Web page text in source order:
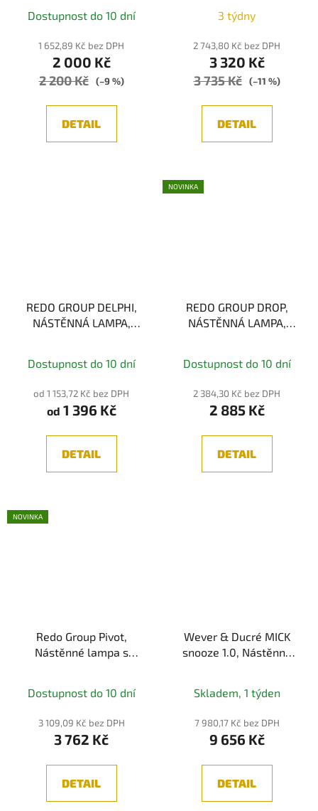
Dostupnost do 10 dní
1 652,89 Kč bez DPH
2 000 Kč
2 200 Kč (–9 %)
DETAIL
3 týdny
2 743,80 Kč bez DPH
3 320 Kč
3 735 Kč (–11 %)
DETAIL
REDO GROUP DELPHI,
NÁSTĚNNÁ LAMPA,
hodnocení
produktu
je
z
Dostupnost do 10 dní
od 1 153,72 Kč bez DPH
od 1 396 Kč
DETAIL
NOVINKA
REDO GROUP DROP,
NÁSTĚNNÁ LAMPA,
Dostupnost do 10 dní
2 384,30 Kč bez DPH
2 885 Kč
DETAIL
NOVINKA
Redo Group Pivot,
Nástěnné lampa s
Dostupnost do 10 dní
3 109,09 Kč bez DPH
3 762 Kč
DETAIL
Wever & Ducré MICK
snooze 1.0, Nástěnné
Skladem, 1 týden
7 980,17 Kč bez DPH
9 656 Kč
DETAIL